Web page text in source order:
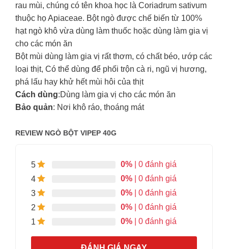
rau mùi, chúng có tên khoa học là Coriadrum sativum
thuộc họ Apiaceae. Bột ngò được chế biến từ 100%
hạt ngò khô vừa dùng làm thuốc hoặc dùng làm gia vị
cho các món ăn
Bột mùi dùng làm gia vị rất thơm, có chất béo, ướp các
loại thịt, Có thể dùng để phối trộn cà ri, ngũ vị hương,
phá lấu hay khử hết mùi hôi của thịt
Cách dùng:Dùng làm gia vị cho các món ăn
Bảo quản: Nơi khô ráo, thoáng mát
REVIEW NGÒ BỘT VIPEP 40G
5 0% | 0 đánh giá
4
0% | 0 đánh giá
3
0% | 0 đánh giá
2
0% | 0 đánh giá
1
0% | 0 đánh giá